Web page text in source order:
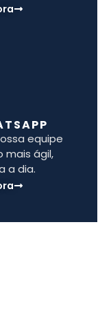
equipe
mais ágil,
a dia.